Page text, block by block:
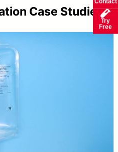
V
i
d
e
o
Case Studies
Try
Free